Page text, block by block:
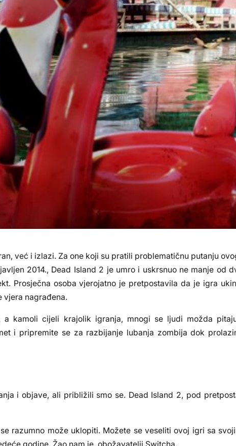
već i izlazi. Za one koji su pratili problematičnu putanju
2014., Dead Island 2 je umro i uskrsnuo ne manje od
Prosječna osoba vjerojatno je pretpostavila da je igra
vjera nagrađena.
kamoli cijeli krajolik igranja, mnogi se ljudi možda
i pripremite se za razbijanje lubanja zombija dok
i objave, ali približili smo se. Dead Island 2, pod
razumno može uklopiti. Možete se veseliti ovoj igri sa